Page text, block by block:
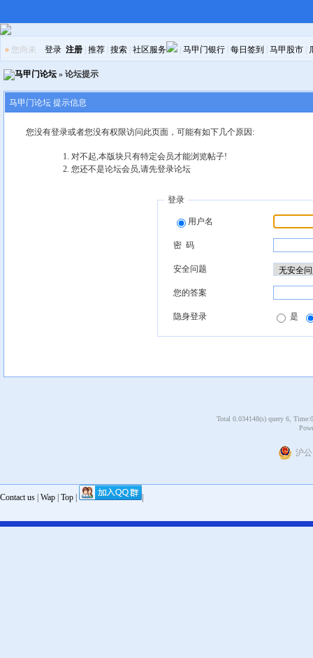
» 您尚未 登录 注册 推荐 搜索 社区服务 马甲门银行 每日签到 马甲股市
马甲门论坛 » 论坛提示
马甲门论坛 提示信息
您没有登录或者您没有权限访问此页面，可能有如下几个原因:
对不起,本版块只有特定会员才能浏览帖子!
您还不是论坛会员,请先登录论坛
登录
用户名
密 码
安全问题
您的答案
隐身登录 是
Total 0.034148(s) query 6,
沪公
Contact us Wap Top